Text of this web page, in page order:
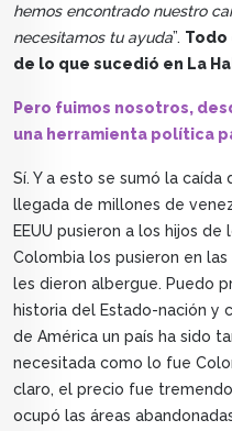
hemos encontrado nuestro
necesitamos tu ayuda”. Todo
de lo que sucedió en La
Pero fuimos nosotros,
una herramienta política
Sí. Y a esto se sumó la
llegada de millones de
EEUU pusieron a los hijos
Colombia los pusieron en
les dieron albergue. Puedo
historia del Estado-nación y
de América un país ha sido
necesitada como lo fue
claro, el precio fue
ocupó las áreas